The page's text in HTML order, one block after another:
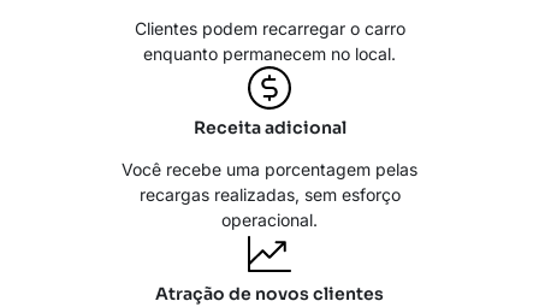
Clientes podem recarregar o carro
enquanto permanecem no local.
Receita adicional
Você recebe uma porcentagem pelas
recargas realizadas, sem esforço
operacional.
Atração de novos clientes